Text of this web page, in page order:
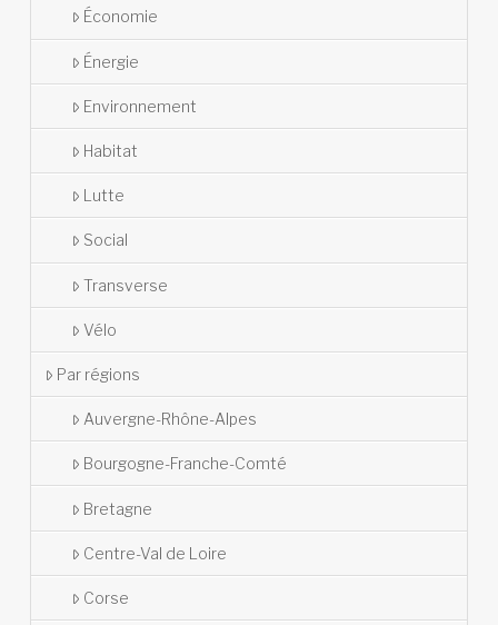
Économie
Énergie
Environnement
Habitat
Lutte
Social
Transverse
Vélo
Par régions
Auvergne-Rhône-Alpes
Bourgogne-Franche-Comté
Bretagne
Centre-Val de Loire
Corse